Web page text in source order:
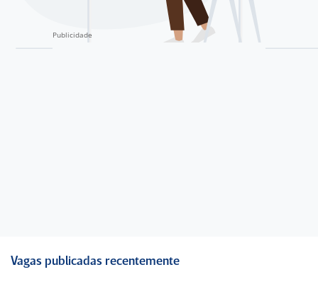
Vagas publicadas recentemente